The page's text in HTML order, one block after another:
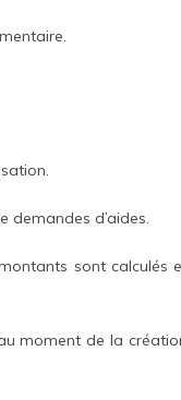
demandes d’aides.
sont calculés
moment de la